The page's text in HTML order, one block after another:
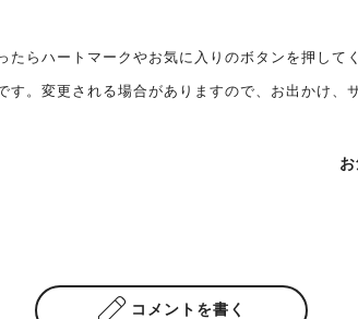
らハートマークやお気に入りのボタンを押して
。変更される場合がありますので、お出かけ、
コメントを書く